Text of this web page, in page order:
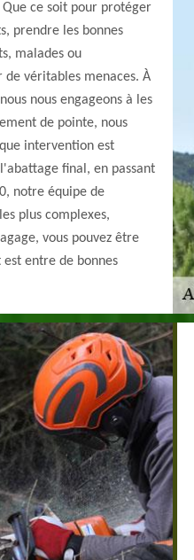
ce soit pour protéger
prendre les bonnes
malades ou
véritables menaces. À
nous engageons à les
de pointe, nous
intervention est
final, en passant
notre équipe de
plus complexes,
vous pouvez être
entre de bonnes